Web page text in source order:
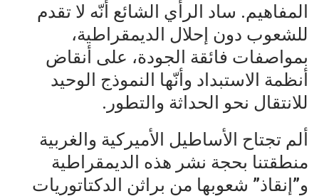
المفاهيم. ساد الرأي الشائع أنّه لا تقدم
للشعوب دون إحلال الديمقراطية،
بمواصفات فائقة الجودة، على أنقاض
أنظمة الاستبداد وأنّها النموذج الوحيد
للانتقال نحو الحداثة والتطور.
ألم تجتاح الأساطيل الأميركية والغربية
منطقتنا بحجة نشر هذه الديمقراطية
و”إنقاذ” شعوبها من براثن الدكتاتوريات